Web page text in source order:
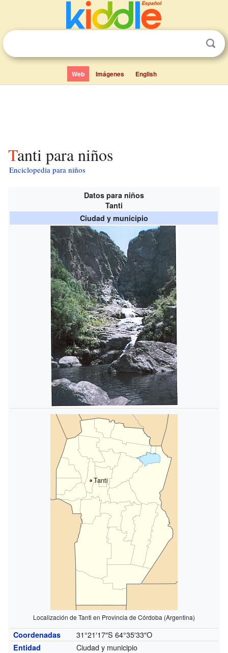
Web Imágenes English
Tanti para niños
Enciclopedia para niños
Datos para niños
Tanti
Ciudad y municipio
Tanti
Localización de Tanti en Provincia de Córdoba (Argentina)
Coordenadas 31°21′17″S 64°35′33″O
Entidad
Ciudad y municipio